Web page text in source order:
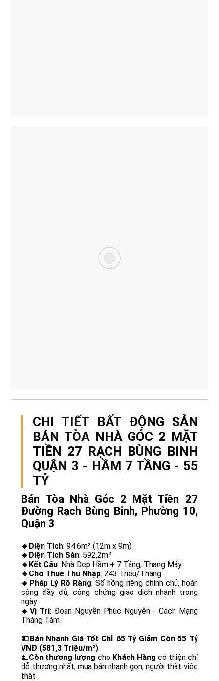
CHI TIẾT BẤT ĐỘNG SẢN
BÁN TÒA NHÀ GÓC 2 MẶT
TIỀN 27 RẠCH BÙNG BINH
QUẬN 3 - HẦM 7 TẦNG - 55
TỶ
Bán Tòa Nhà Góc 2 Mặt Tiền 27
Đường Rạch Bùng Binh, Phường 10,
Quận 3
🔸Diện Tích: 94.6m² (12m x 9m)
🔸Diện Tích Sàn: 592,2m²
🔸Kết Cấu: Nhà Đẹp Hầm + 7 Tầng, Thang Máy
🔸Cho Thuê Thu Nhập: 243 Triệu/Tháng
🔸Pháp Lý Rõ Ràng: Sổ hồng riêng chính chủ, hoàn
công đầy đủ, công chứng giao dịch nhanh trong
ngày
🔸Vị Trí: Đoạn Nguyễn Phúc Nguyễn - Cách Mạng
Tháng Tám
💵Bán Nhanh Giá Tốt Chỉ 65 Tỷ Giảm Còn 55 Tỷ
VNĐ (581,3 Triệu/m²)
💵Còn thương lượng cho Khách Hàng có thiện chí
dễ thương nhất, mua bán nhanh gọn, người thật việc
thật